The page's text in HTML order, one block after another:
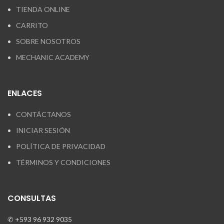
TIENDA ONLINE
CARRITO
SOBRE NOSOTROS
MECHANIC ACADEMY
ENLACES
CONTÁCTANOS
INICIAR SESIÓN
POLÍTICA DE PRIVACIDAD
TÉRMINOS Y CONDICIONES
CONSULTAS
✆ +593 96 932 9035